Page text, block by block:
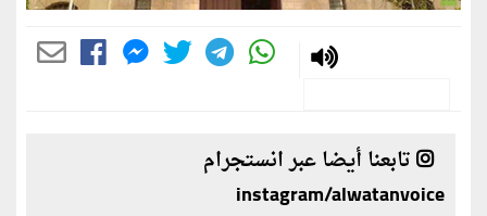
تابعنا أيضا عبر انستجرام
instagram/alwatanvoice